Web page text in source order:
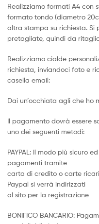
Realizziamo formati A4 con
formato tondo (diametro
altra stampa su richiesta. Si
pretagliate, quindi da
Realizziamo cialde
richiesta, inviandoci foto e
casella email:
Dai un’occhiata agli che ho
Il pagamento dovrà essere
uno dei seguenti metodi:
PAYPAL: Il modo più sicuro
pagamenti tramite
carta di credito o carte
Paypal si verrà indirizzati
al sito per la registrazione
BONIFICO BANCARIO: